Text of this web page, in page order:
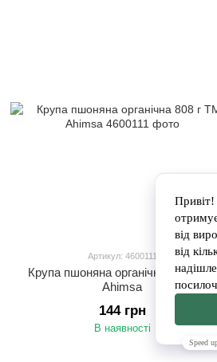
Артикул: 4600111
Крупа пшоняна органічна 808 г TM
Ahimsa
144 грн
В наявності